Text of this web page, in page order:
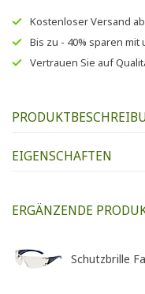
Kostenloser Versand
Bis zu - 40% sparen mit
Vertrauen Sie auf
EIGENSCHAFTEN
ERGÄNZENDE
Schutzbrille